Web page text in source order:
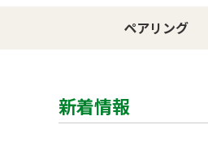
ペアリング
新着情報